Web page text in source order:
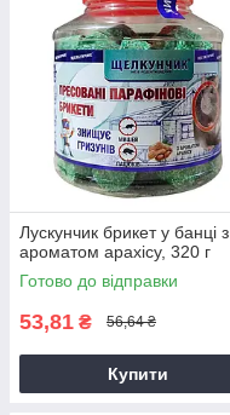
Лускунчик брикет у банці з
ароматом арахісу, 320 г
Готово до відправки
53,81 ₴ 56,64 ₴
Купити